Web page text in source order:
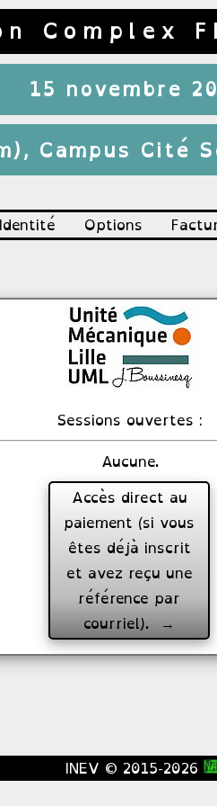
Complex
15 novembre
Campus Cité
Identité Options
Sessions ouvertes :
Aucune.
Accès direct au
paiement (si vous
êtes déjà inscrit
et avez reçu une
référence par
courriel). →
INEV © 2015-2026